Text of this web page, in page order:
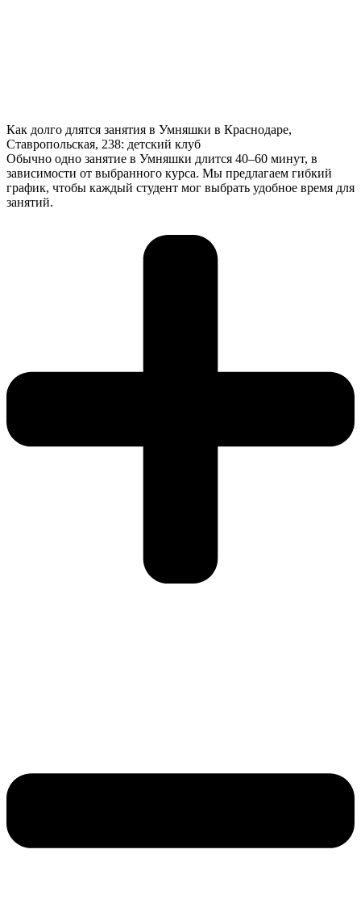
Как долго длятся занятия в Умняшки в Краснодаре,
Ставропольская, 238: детский клуб
Обычно одно занятие в Умняшки длится 40–60 минут, в
зависимости от выбранного курса. Мы предлагаем гибкий
график, чтобы каждый студент мог выбрать удобное время для
занятий.